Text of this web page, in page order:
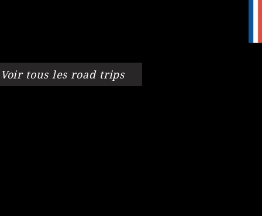
Voir tous les road trips